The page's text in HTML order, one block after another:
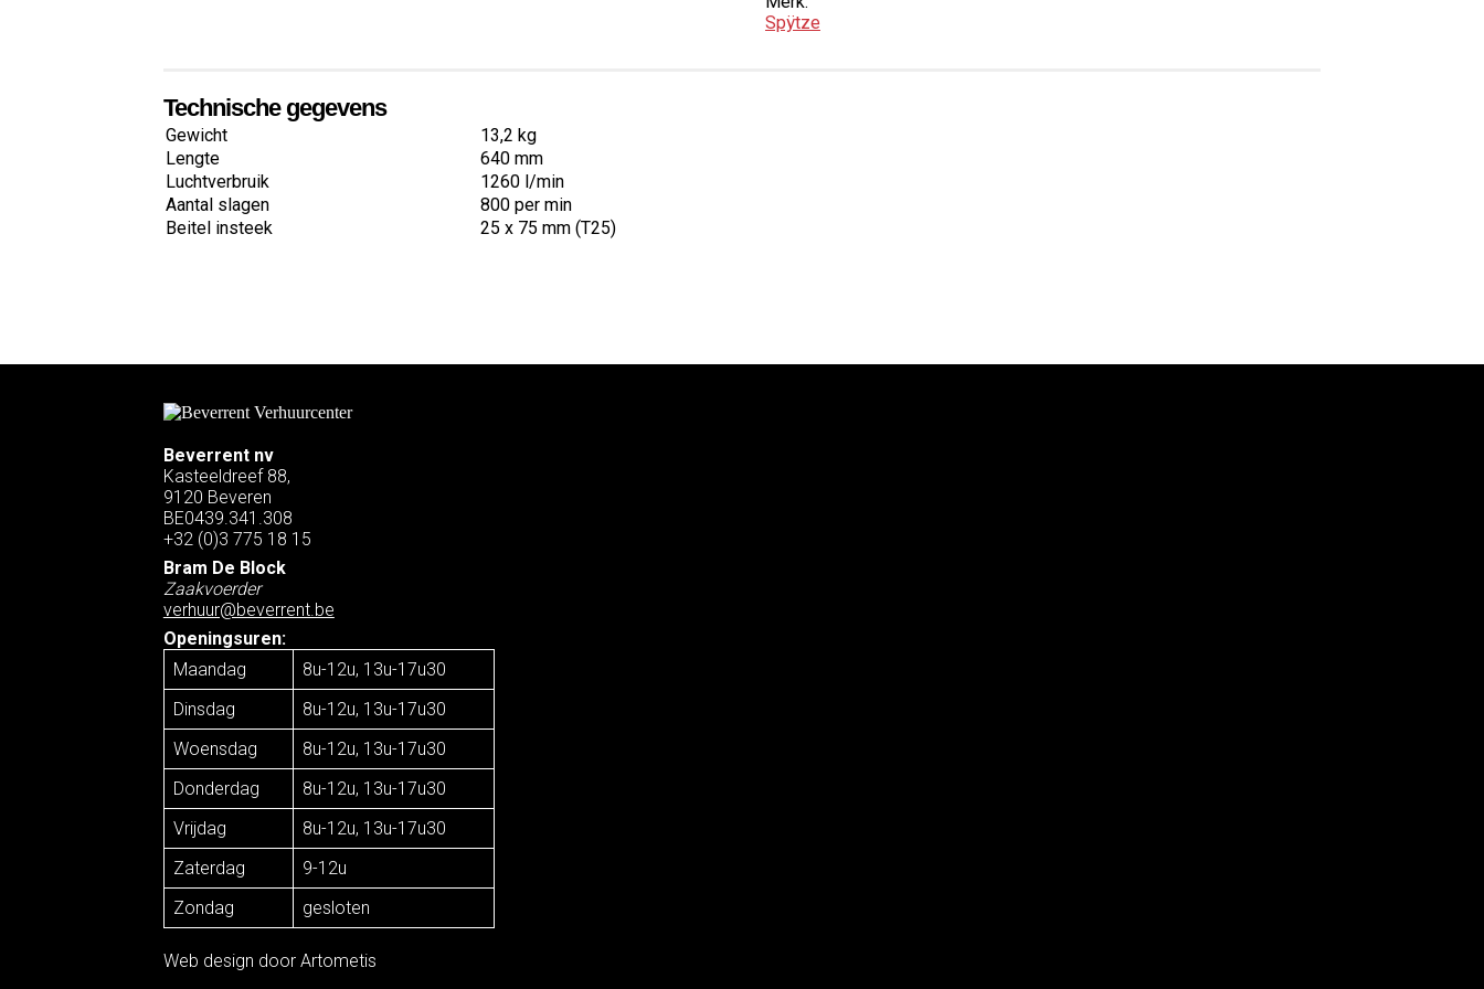
Spÿtze
Technische gegevens
Gewicht
13,2 kg
Lengte
640 mm
Luchtverbruik
1260 l/min
Aantal slagen
800 per min
Beitel insteek
25 x 75 mm (T25)
Beverrent nv
Kasteeldreef 88,
9120 Beveren
BE0439.341.308
+32 (0)3 775 18 15
Bram De Block
Zaakvoerder
verhuur@beverrent.be
Openingsuren:
Maandag
8u-12u, 13u-17u30
Dinsdag
8u-12u, 13u-17u30
Woensdag
8u-12u, 13u-17u30
Donderdag
8u-12u, 13u-17u30
Vrijdag
8u-12u, 13u-17u30
Zaterdag
9-12u
Zondag
gesloten
Web design door Artometis